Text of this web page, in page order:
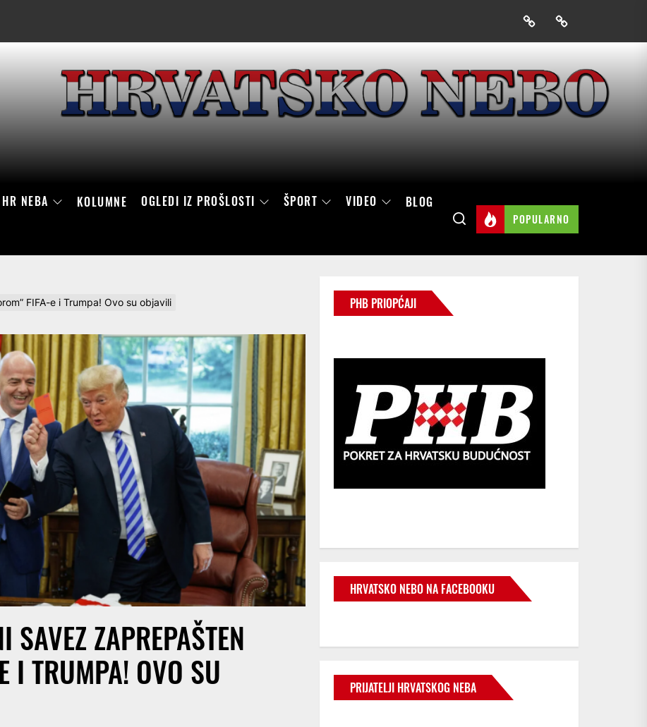
PrijavakSkini
mobilnu
Hrvatskog
neba
NEBA KOLUMNE OGLEDI IZ PROŠLOSTI ŠPORT VIDEO BLOG
POPULARNO
FIFA-e i Trumpa! Ovo su objavili
SAVEZ ZAPREPAŠTEN
I TRUMPA! OVO SU
PHB PRIOPĆAJI
HRVATSKO NEBO NA FACEBOOKU
PRIJATELJI HRVATSKOG NEBA